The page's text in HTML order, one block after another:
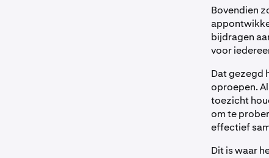
Bovendien
bijdragen
voor
Dat gezegd
oproepen.
toezicht
om te
effectief
Dit is waar